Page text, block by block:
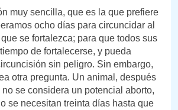
muy sencilla, que es la que prefiere
ocho días para circuncidar al
se fortalezca; para que todos sus
de fortalecerse, y pueda
sin peligro. Sin embargo,
otra pregunta. Un animal, después
se considera un potencial aborto,
se necesitan treinta días hasta que